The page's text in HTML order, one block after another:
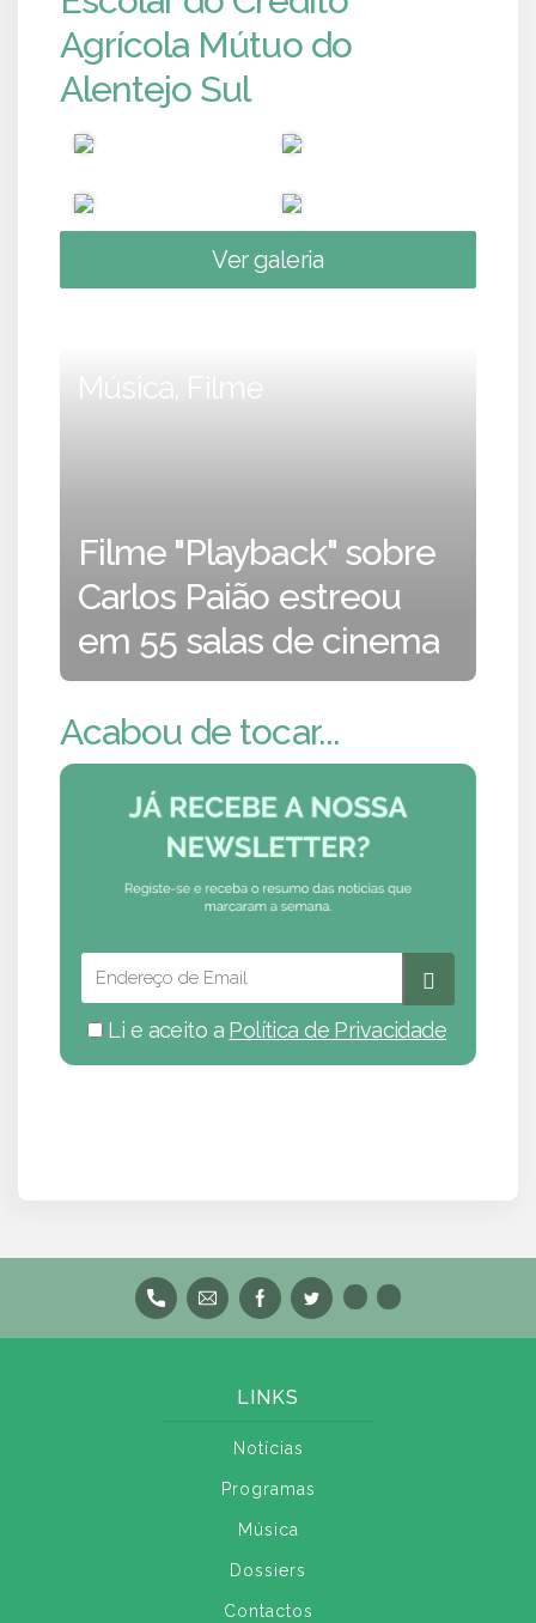
Agrícola Mútuo do
Alentejo Sul
Ver galeria
Música, Filme
Filme "Playback" sobre
Carlos Paião estreou
em 55 salas de cinema
Acabou de tocar...
Li e aceito a Política de Privacidade
LINKS
Notícias
Programas
Música
Dossiers
Contactos